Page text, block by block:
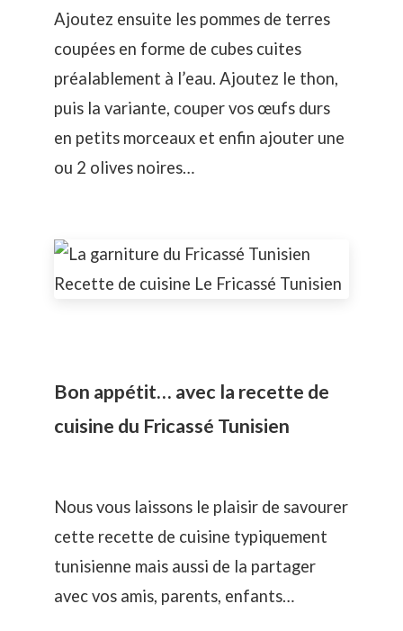
Ajoutez ensuite les pommes de terres
coupées en forme de cubes cuites
préalablement à l’eau. Ajoutez le thon,
puis la variante, couper vos œufs durs
en petits morceaux et enfin ajouter une
ou 2 olives noires…
Bon appétit… avec la recette de
cuisine du Fricassé Tunisien
Nous vous laissons le plaisir de savourer
cette recette de cuisine typiquement
tunisienne mais aussi de la partager
avec vos amis, parents, enfants…